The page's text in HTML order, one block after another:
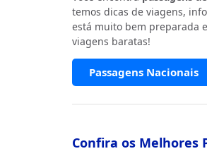
temos dicas de viagens,
está muito bem preparada
viagens baratas!
Passagens Nacionais
Confira os Melhores